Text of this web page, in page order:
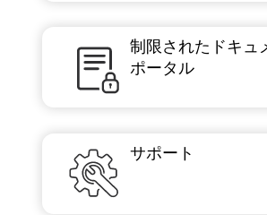
制限されたドキュ
ポータル
サポート